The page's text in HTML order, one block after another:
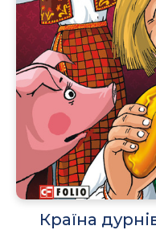
Країна